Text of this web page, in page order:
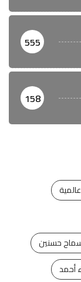
555
158
عالمية
سماح حسنين
أحمد